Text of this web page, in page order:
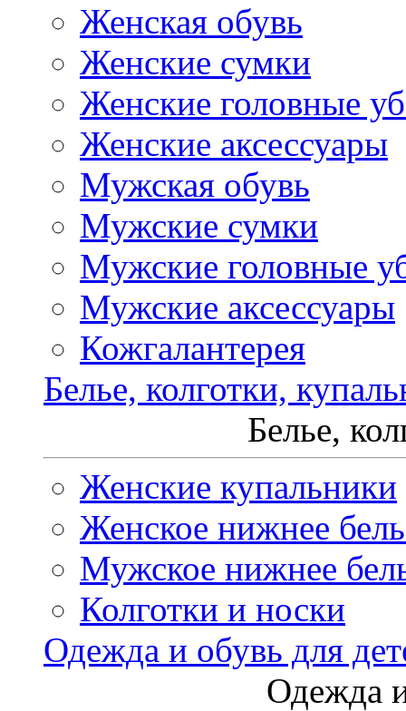
Женская обувь
Женские сумки
Женские головные
Женские аксессуары
Мужская обувь
Мужские сумки
Мужские головные
Мужские аксессуары
Кожгалантерея
Белье, колготки,
Белье,
Женские купальники
Женское нижнее
Мужское нижнее
Колготки и носки
Одежда и обувь для
Одежда